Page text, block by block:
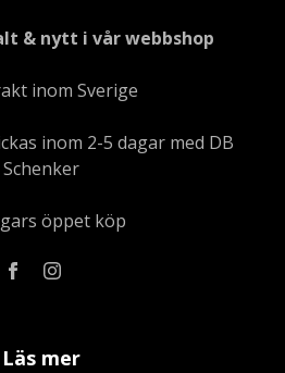
& nytt i vår webbshop
inom Sverige
inom 2-5 dagar med DB
Schenker
öppet köp
Läs mer